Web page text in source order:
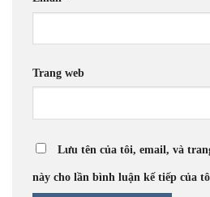
Trang web
Lưu tên của tôi, email, và
này cho lần bình luận kế tiếp của